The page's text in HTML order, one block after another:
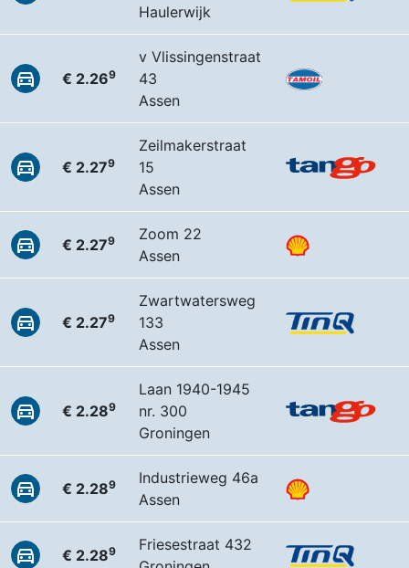
Haulerwijk
€ 2.269
v Vlissingenstraat
43
Assen
€ 2.279
Zeilmakerstraat
15
Assen
€ 2.279
Zoom 22
Assen
€ 2.279
Zwartwatersweg
133
Assen
€ 2.289
Laan 1940-1945
nr. 300
Groningen
€ 2.289
Industrieweg 46a
Assen
€ 2.289
Friesestraat 432